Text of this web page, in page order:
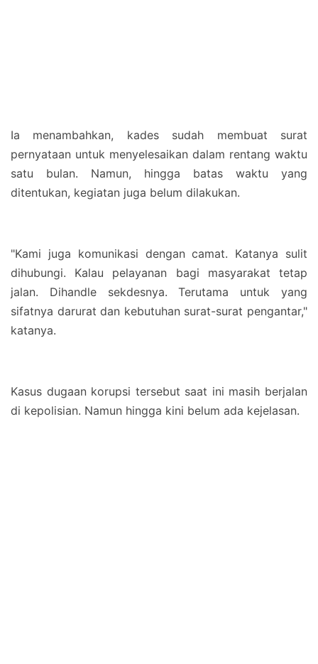
Ia menambahkan, kades sudah membuat surat
pernyataan untuk menyelesaikan dalam rentang waktu
satu bulan. Namun, hingga batas waktu yang
ditentukan, kegiatan juga belum dilakukan.
"Kami juga komunikasi dengan camat. Katanya sulit
dihubungi. Kalau pelayanan bagi masyarakat tetap
jalan. Dihandle sekdesnya. Terutama untuk yang
sifatnya darurat dan kebutuhan surat-surat pengantar,"
katanya.
Kasus dugaan korupsi tersebut saat ini masih berjalan
di kepolisian. Namun hingga kini belum ada kejelasan.